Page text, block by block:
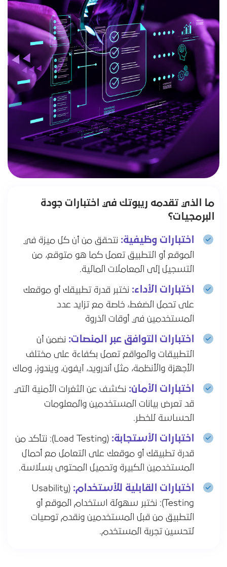
ما الذي تقدمه ريبوتك في اختبارات جودة
البرمجيات؟
اختبارات وظيفية: نتحقق من أن كل ميزة في
الموقع أو التطبيق تعمل كما هو متوقع، من
التسجيل إلى المعاملات المالية.
اختبارات الأداء: نختبر قدرة تطبيقك أو موقعك
على تحمل الضغط، خاصة مع تزايد عدد
المستخدمين في أوقات الذروة
اختبارات التوافق عبر المنصات: نضمن أن
التطبيقات والمواقع تعمل بكفاءة على مختلف
الأجهزة والأنظمة، مثل أندرويد، آيفون، ويندوز، وماك
اختبارات الأمان: نكشف عن الثغرات الأمنية التي
قد تعرض بيانات المستخدمين والمعلومات
الحساسة للخطر.
اختبارات الأستجابة:
(Load Testing): نتأكد من
قدرة تطبيقك أو موقعك على التعامل مع أحمال
المستخدمين الكبيرة وتحميل المحتوى بسلاسة.
اختبارات القابلية للأستخدام:
(Usability
Testing): نختبر سهولة استخدام الموقع أو
التطبيق من قبل المستخدمين ونقدم توصيات
لتحسين تجربة المستخدم.